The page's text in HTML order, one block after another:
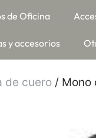
de Oficina
y accesorios
de cuero / Mono